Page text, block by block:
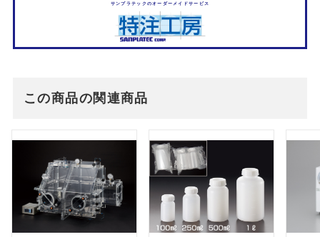
サンプラテックのオーダーメイドサービス
この商品の関連商品